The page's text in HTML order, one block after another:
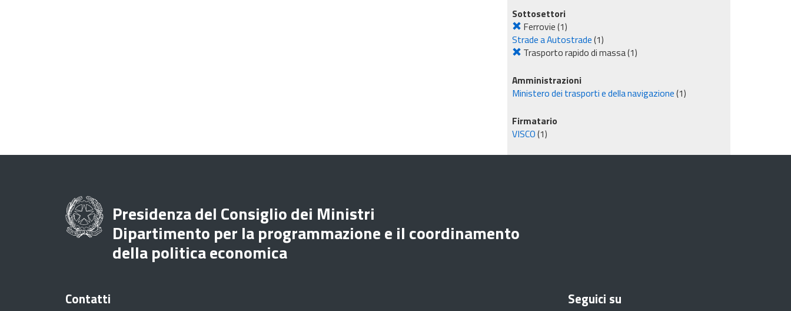
Sottosettori
Ferrovie(1)
Strade a Autostrade(1)
Trasporto rapido di massa(1)
Amministrazioni
Ministero dei trasporti e della navigazione(1)
Firmatario
VISCO(1)
Presidenza del Consiglio dei Ministri
Dipartimento per la programmazione e il coordinamento
della politica economica
Contatti Seguici su